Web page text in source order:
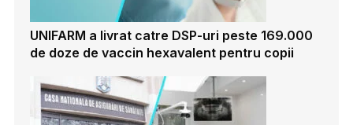
UNIFARM a livrat catre DSP-uri peste 169.000
de doze de vaccin hexavalent pentru copii